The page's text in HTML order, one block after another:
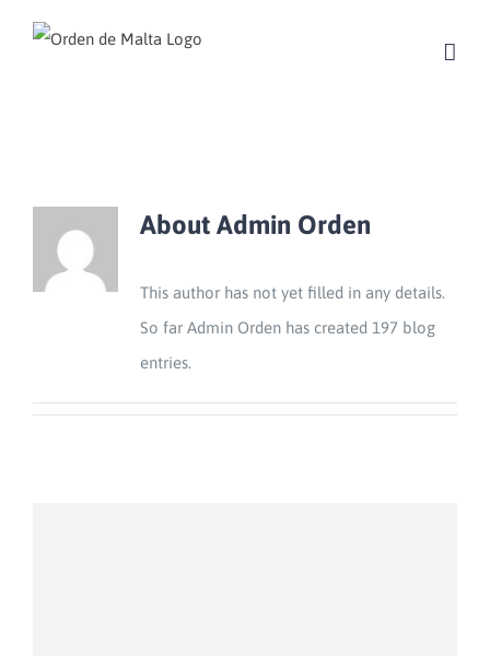
About Admin Orden
This author has not yet filled in any details.
So far Admin Orden has created 197 blog
entries.